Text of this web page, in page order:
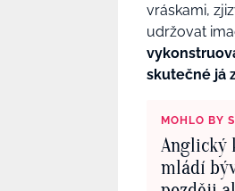
vráskami,
udržovat
skutečné já
MOHLO BY
Anglický
mládí